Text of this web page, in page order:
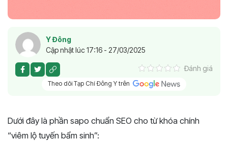
Y Đông
Cập nhật lúc 17:16 - 27/03/2025
Đánh giá
Theo dõi Tạp Chí Đông Y trên
Dưới đây là phần sapo chuẩn SEO cho từ khóa chính
“viêm lộ tuyến bẩm sinh”: